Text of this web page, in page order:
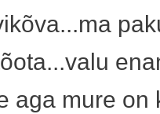
aga mure on